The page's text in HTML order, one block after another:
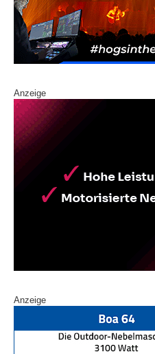
Anzeige
Anzeige